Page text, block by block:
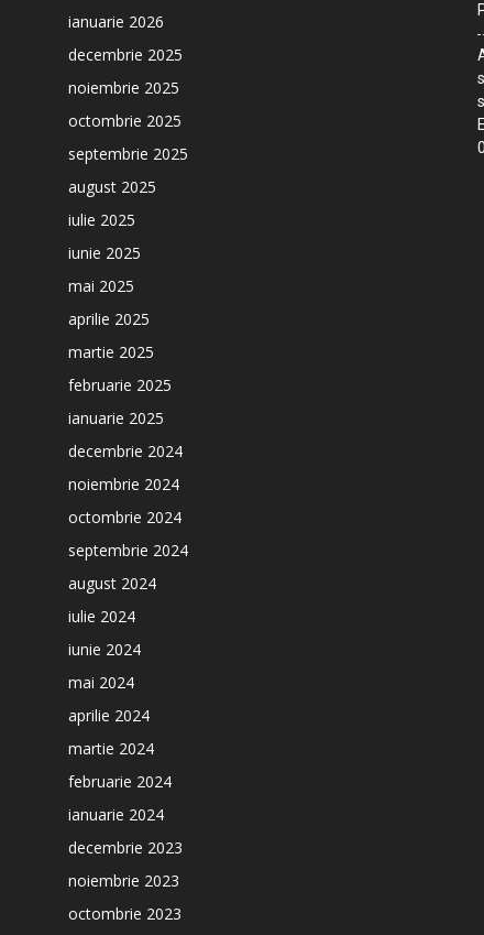
ianuarie 2026
decembrie 2025
noiembrie 2025
octombrie 2025
septembrie 2025
august 2025
iulie 2025
iunie 2025
mai 2025
aprilie 2025
martie 2025
februarie 2025
ianuarie 2025
decembrie 2024
noiembrie 2024
octombrie 2024
septembrie 2024
august 2024
iulie 2024
iunie 2024
mai 2024
aprilie 2024
martie 2024
februarie 2024
ianuarie 2024
decembrie 2023
noiembrie 2023
octombrie 2023